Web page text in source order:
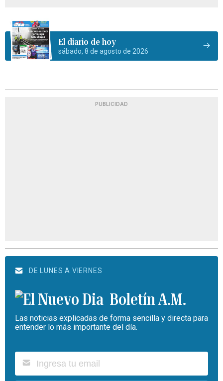
El diario de hoy
sábado, 8 de agosto de 2026
PUBLICIDAD
DE LUNES A VIERNES
Boletín A.M.
Las noticias explicadas de forma sencilla y directa para
entender lo más importante del día.